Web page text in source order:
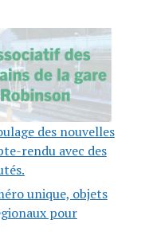
des nouvelles
rendu avec des
unique, objets
pour